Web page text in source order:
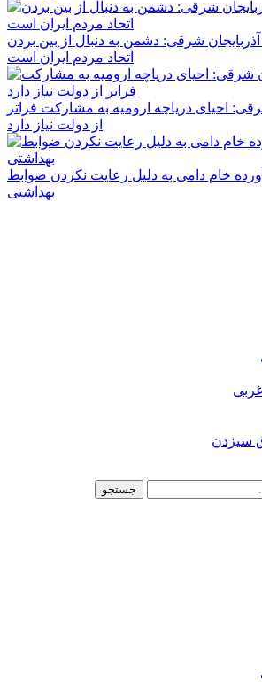
آذربایجان شرقی: دشمن به دنبال از بین بردن
اتحاد مردم ایران است
شرقی: احیای دریاچه ارومیه به مشارکت فراتر
از دولت نیاز دارد
تن فرآورده خام دامی به دلیل رعایت نکردن ضوابط
بهداشتی
غربی
سیزدن